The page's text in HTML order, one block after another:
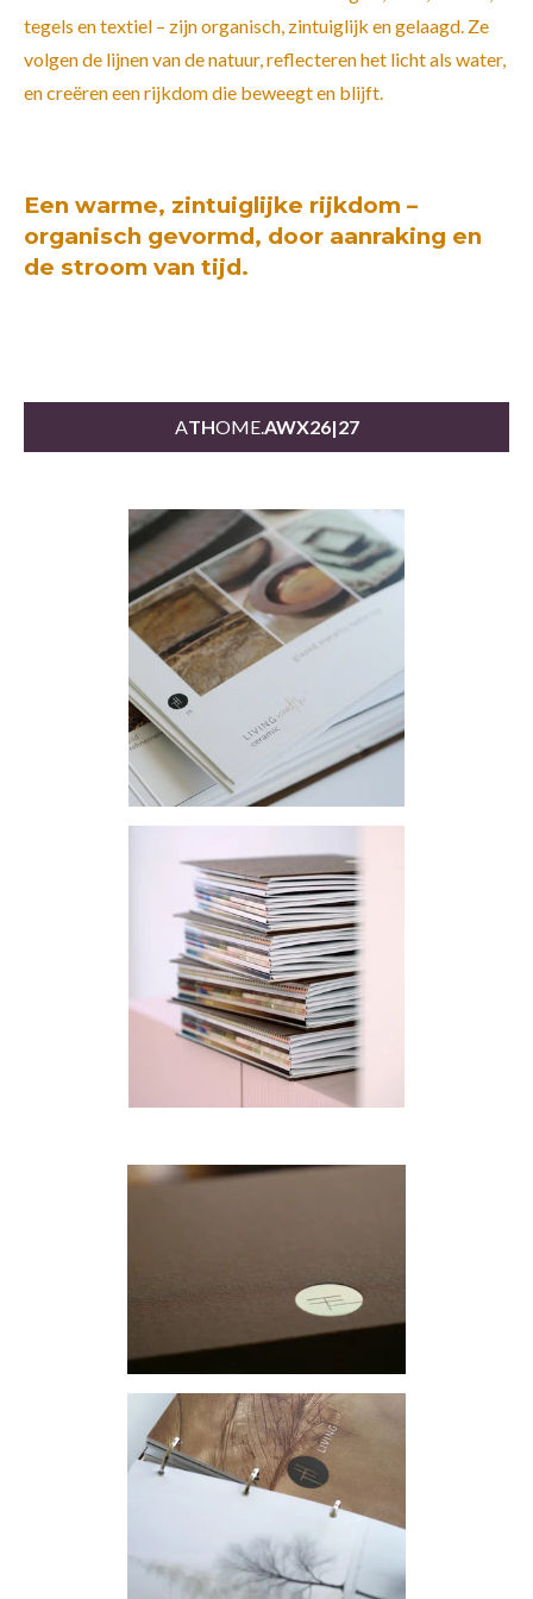
tegels en textiel – zijn organisch, zintuiglijk en gelaagd. Ze
volgen de lijnen van de natuur, reflecteren het licht als water,
en creëren een rijkdom die beweegt en blijft.
Een warme, zintuiglijke rijkdom –
organisch gevormd, door aanraking en
de stroom van tijd.
ATHOME.AWX26|27